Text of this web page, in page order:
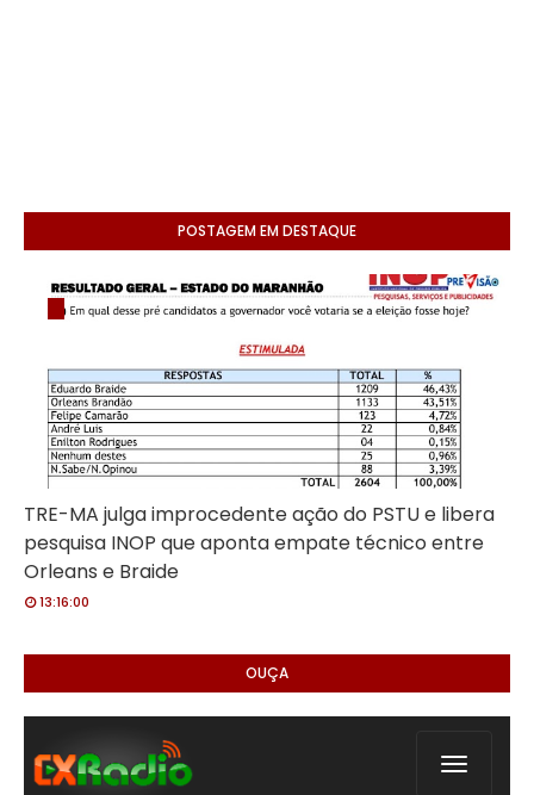
POSTAGEM EM DESTAQUE
TRE-MA julga improcedente ação do PSTU e libera
pesquisa INOP que aponta empate técnico entre
Orleans e Braide
13:16:00
OUÇA